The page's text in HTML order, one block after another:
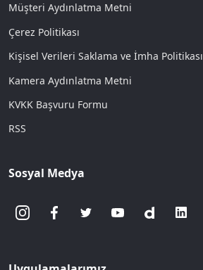
Müşteri Aydınlatma Metni
Çerez Politikası
Kişisel Verileri Saklama ve İmha Politikası
Kamera Aydınlatma Metni
KVKK Başvuru Formu
RSS
Sosyal Medya